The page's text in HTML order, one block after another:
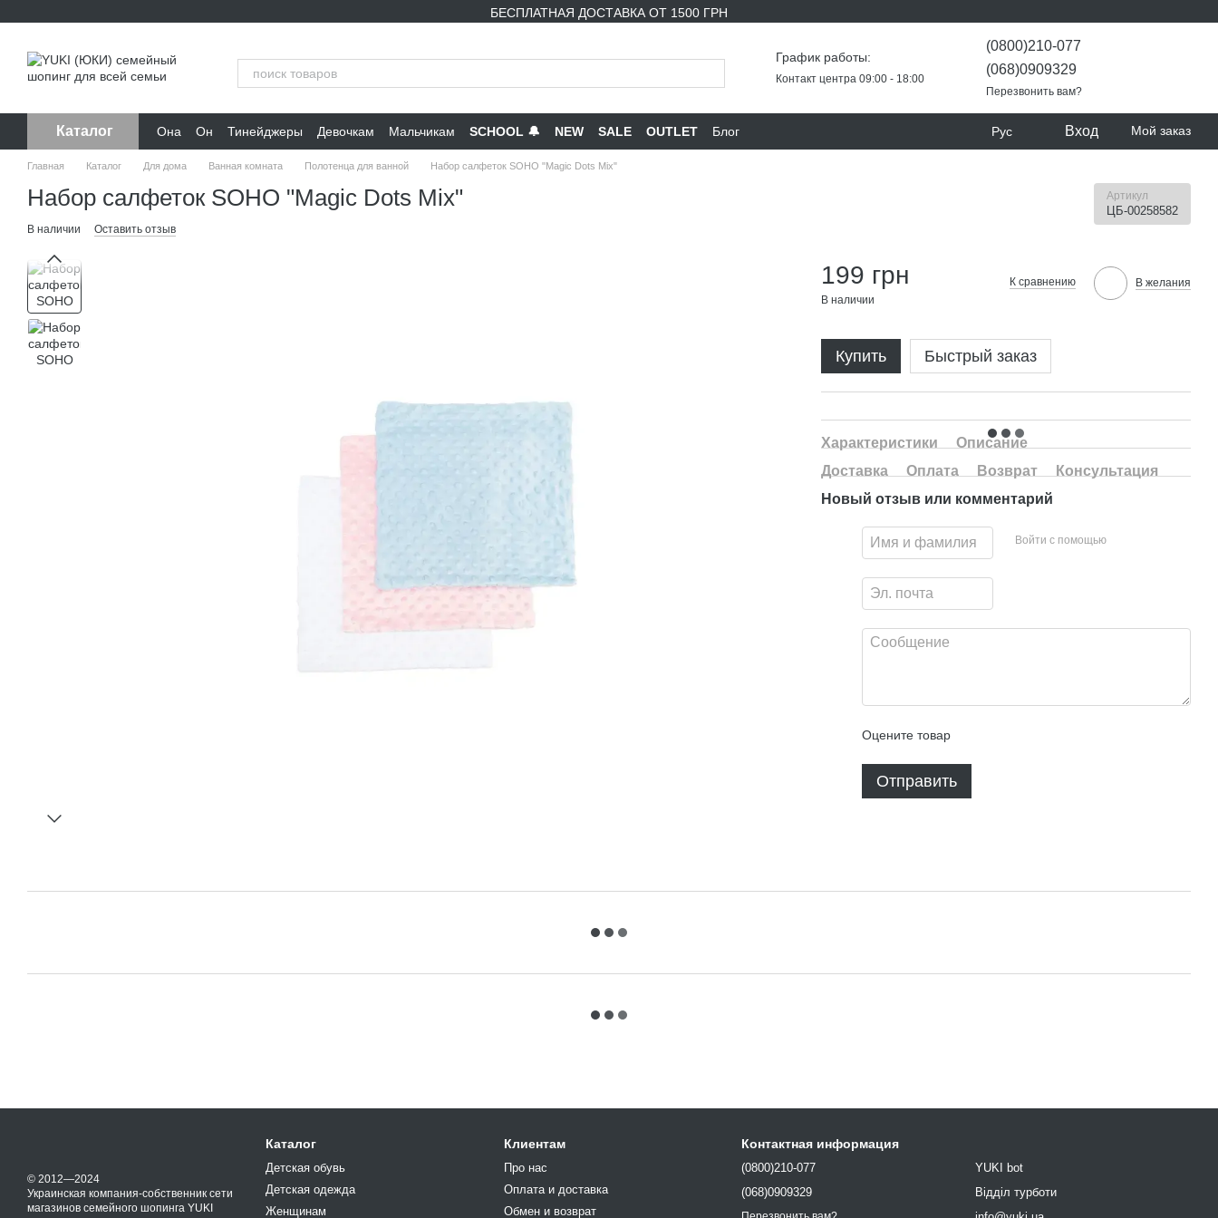
БЕСПЛАТНАЯ ДОСТАВКА ОТ 1500 ГРН
График работы:
Контакт центра 09:00 - 18:00
(0800)210-077
(068)0909329
Перезвонить вам?
Каталог Она Он Тинейджеры Девочкам Мальчикам SCHOOL 🔔 NEW SALE OUTLET Блог Рус Вход Мой заказ
Главная Каталог Для дома Ванная комната Полотенца для ванной Набор салфеток SOHO "Magic Dots Mix"
Набор салфеток SOHO "Magic Dots Mix" Артикул
ЦБ-00258582
В наличии Оставить отзыв
199 грн
В наличии
К сравнению В желания
Купить Быстрый заказ
Характеристики
Описание
Доставка
Оплата Возврат
Консультация
Новый отзыв или комментарий
Войти с помощью
Оцените товар
Отправить
© 2012—2024
Украинская компания-собственник сети
магазинов семейного шопинга YUKI
Каталог
Детская обувь
Детская одежда
Женщинам
Клиентам
Про нас
Оплата и доставка
Обмен и возврат
Контактная информация
(0800)210-077
(068)0909329
YUKI bot
Відділ турботи